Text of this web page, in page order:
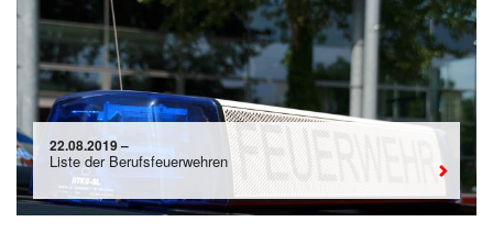
22.08.2019 –
Liste der Berufsfeuerwehren